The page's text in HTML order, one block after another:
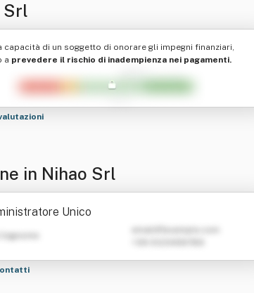
Srl
capacità di un soggetto di onorare gli impegni finanziari,
a prevedere il rischio di inadempienza nei pagamenti.
in Nihao Srl
Unico